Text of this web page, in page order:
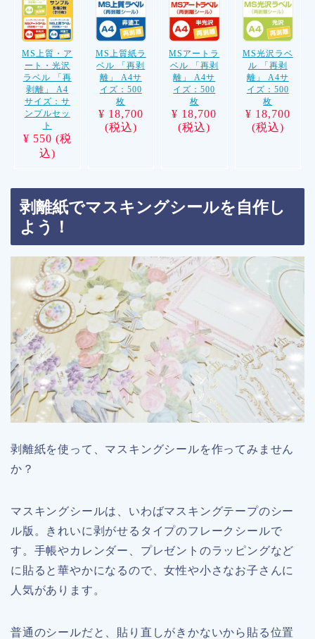
MS上質・ア
ート・光沢
ラベル 「再
剥離」 A4
サイズ：サ
ンプルセッ
ト
¥ 550 (税
込)
MS上質紙ラ
ベル 「再剥
離」 A4サ
イズ：500
枚
¥ 18,700
(税込)
MSアートラ
ベル 「再剥
離」 A4サ
イズ：500
枚
¥ 18,700
(税込)
MS光沢ラベ
ル 「再剥
離」 A4サ
イズ：500
枚
¥ 18,700
(税込)
剥離紙でマスキングシールを自作し
よう！
剥離紙を使って、マスキングシールを作ってみません
か？
マスキングシールは、いわばマスキングテープのシー
ル版。きれいに剥がせるタイプのフレークシールで
す。手帳やカレンダー、プレゼントのラッピングなど
に貼ると華やかになるので、女性や小さなお子さんに
人気があります。
普通のシールだと、貼り直しがきかないから貼る位置